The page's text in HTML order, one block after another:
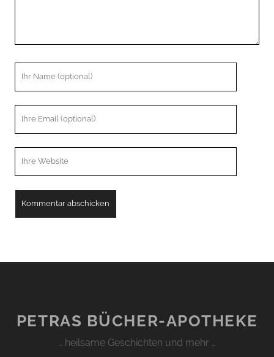
PETRAS BÜCHER-APOTHEKE
… heilsame Geschichten und mehr …